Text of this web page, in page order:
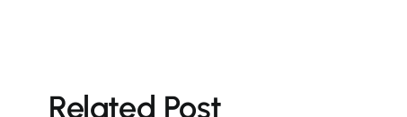
Related Post